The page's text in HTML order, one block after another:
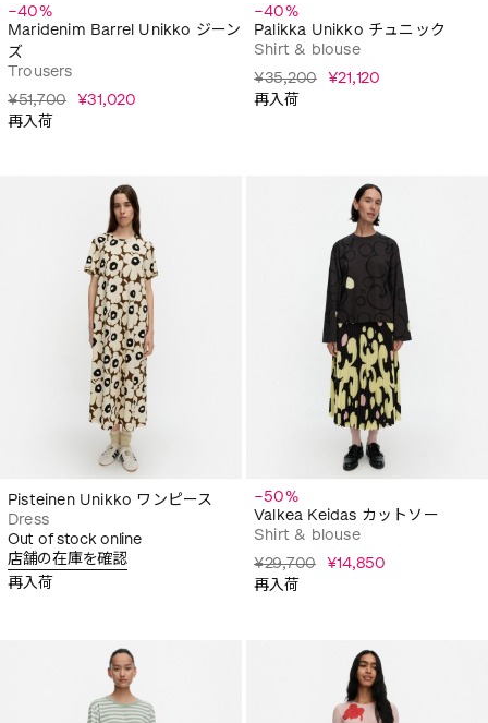
−40%
Maridenim Barrel Unikko ジーン
ズ
Trousers
¥51,700 ¥31,020
再入荷
−40%
Palikka Unikko チュニック
Shirt & blouse
¥35,200 ¥21,120
再入荷
Pisteinen Unikko ワンピース
Dress
Out of stock online
店舗の在庫を確認
再入荷
−50%
Valkea Keidas カットソー
Shirt & blouse
¥29,700 ¥14,850
再入荷